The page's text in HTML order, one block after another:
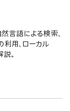
言語による検索、
用、ローカル
。